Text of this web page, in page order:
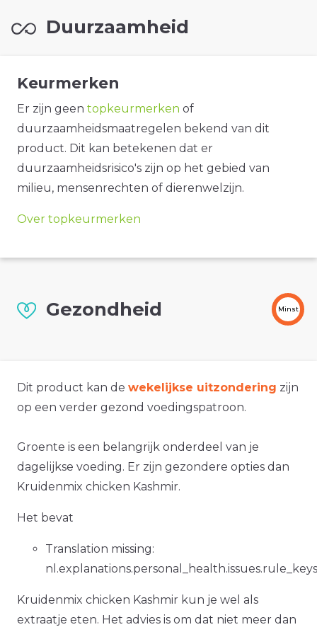
Duurzaamheid
Keurmerken
Er zijn geen topkeurmerken of
duurzaamheidsmaatregelen bekend van dit
product. Dit kan betekenen dat er
duurzaamheidsrisico's zijn op het gebied van
milieu, mensenrechten of dierenwelzijn.
Over topkeurmerken
Gezondheid Minst
Dit product kan de wekelijkse uitzondering zijn
op een verder gezond voedingspatroon.
Groente is een belangrijk onderdeel van je
dagelijkse voeding. Er zijn gezondere opties dan
Kruidenmix chicken Kashmir.
Het bevat
Translation missing:
Kruidenmix chicken Kashmir kun je wel als
extraatje eten. Het advies is om dat niet meer dan